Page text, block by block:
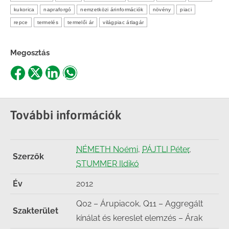
kukorica napraforgó nemzetközi árinformációk növény piaci
repce termelés termelői ár világpiac átlagár
Megosztás
Share
Facebook
Share
X
Share
LinkedIn
Share
WhatsApp
További információk
Szerzők
NÉMETH Noémi, PÁJTLI Péter,
STUMMER Ildikó
Év 2012
Szakterület
Q02 – Árupiacok, Q11 – Aggregált
kínálat és kereslet elemzés – Árak